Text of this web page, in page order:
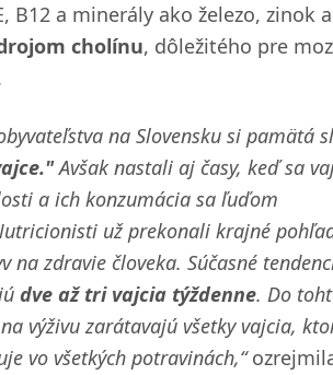
B12 a minerály ako železo, zinok
cholínu, dôležitého pre
na Slovensku si pamätá
Avšak nastali aj časy, keď sa
a ich konzumácia sa ľuďom
už prekonali krajné
na zdravie človeka. Súčasné
dve až tri vajcia týždenne. Do
výživu zarátavajú všetky vajcia,
vo všetkých potravinách,“